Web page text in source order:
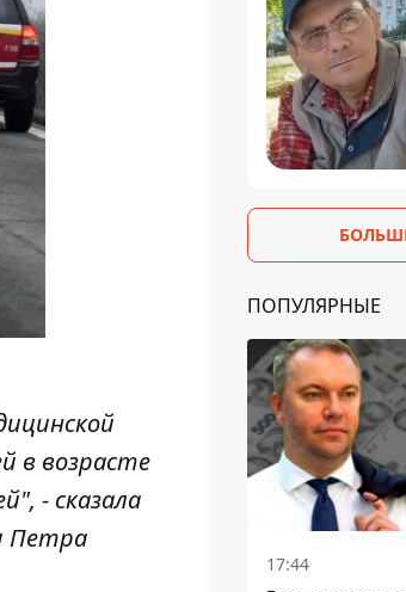
в возрасте
- сказала
Петра
ПОПУЛЯРНЫЕ
17:44